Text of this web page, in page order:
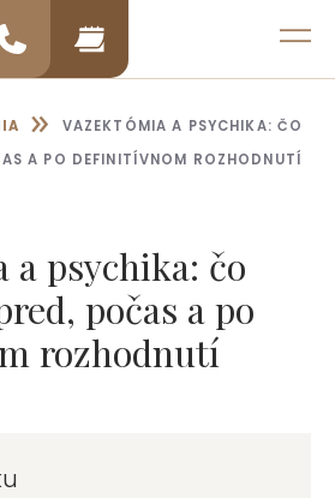
»
VAZEKTÓMIA A PSYCHIKA: ČO
A PO DEFINITÍVNOM ROZHODNUTÍ
a psychika: čo
počas a po
rozhodnutí